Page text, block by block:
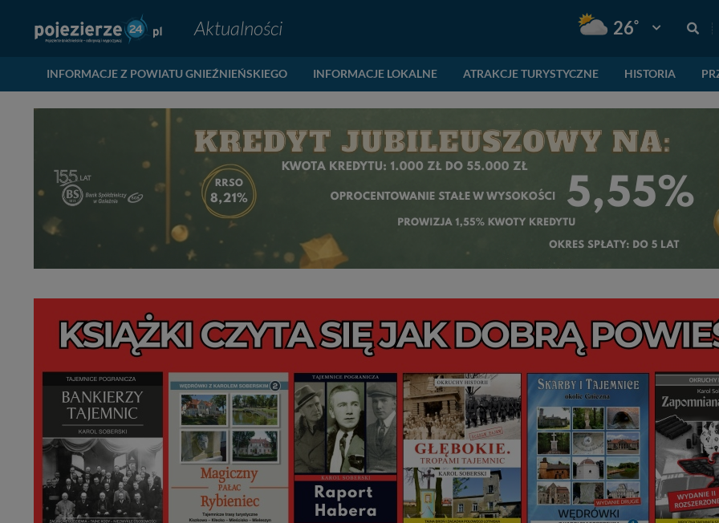
Aktualności 26° Pogoda:
INFORMACJE Z POWIATU GNIEŹNIEŃSKIEGO INFORMACJE LOKALNE ATRAKCJE TURYSTYCZNE HISTORIA